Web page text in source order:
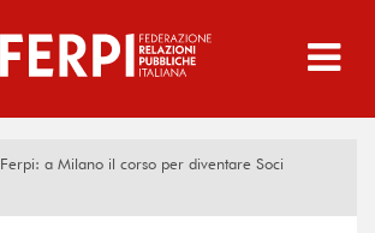
Ferpi: a Milano il corso per diventare Soci